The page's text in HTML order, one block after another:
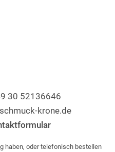
30 52136646
krone.de
haben, oder telefonisch bestellen